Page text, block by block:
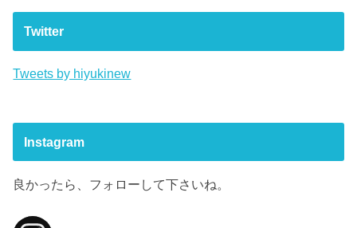
Twitter
Tweets by hiyukinew
Instagram
良かったら、フォローして下さいね。